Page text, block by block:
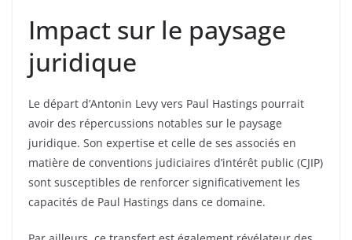
Impact sur le paysage
juridique
Le départ d’Antonin Levy vers Paul Hastings pourrait
avoir des répercussions notables sur le paysage
juridique. Son expertise et celle de ses associés en
matière de conventions judiciaires d’intérêt public (CJIP)
sont susceptibles de renforcer significativement les
capacités de Paul Hastings dans ce domaine.